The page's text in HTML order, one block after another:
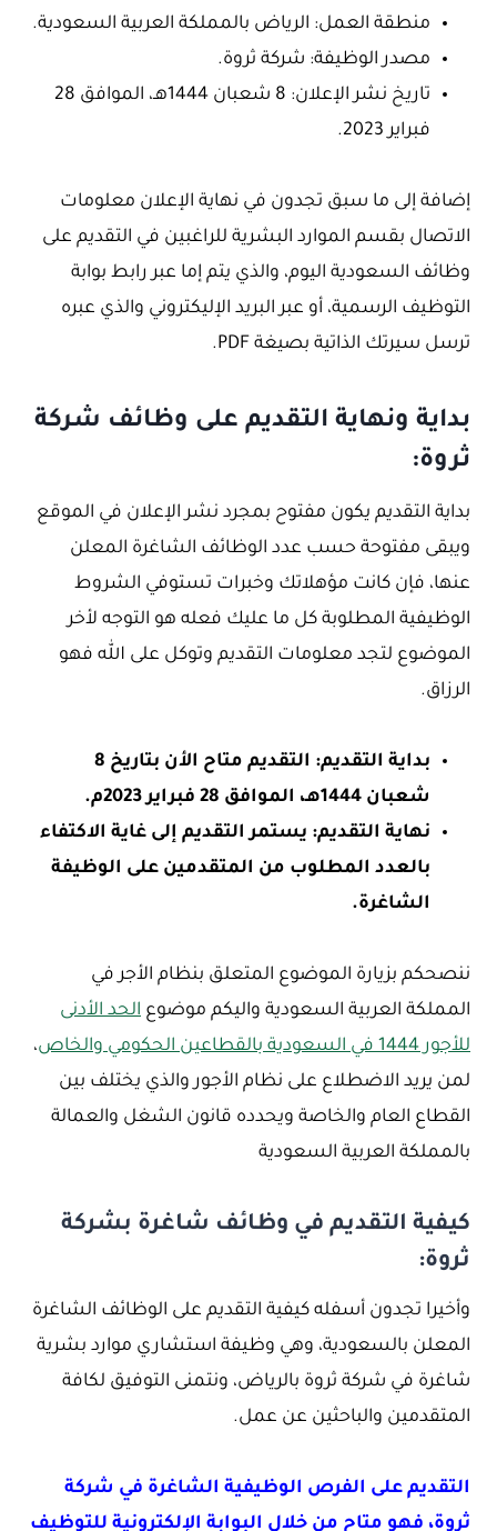
منطقة العمل: الرياض بالمملكة العربية السعودية.
مصدر الوظيفة: شركة ثروة.
تاريخ نشر الإعلان: 8 شعبان 1444هـ، الموافق 28
فبراير 2023.
إضافة إلى ما سبق تجدون في نهاية الإعلان معلومات
الاتصال بقسم الموارد البشرية للراغبين في التقديم على
وظائف السعودية اليوم، والذي يتم إما عبر رابط بوابة
التوظيف الرسمية، أو عبر البريد الإليكتروني والذي عبره
ترسل سيرتك الذاتية بصيغة PDF.
بداية ونهاية التقديم على وظائف شركة
ثروة:
بداية التقديم يكون مفتوح بمجرد نشر الإعلان في الموقع
ويبقى مفتوحة حسب عدد الوظائف الشاغرة المعلن
عنها، فإن كانت مؤهلاتك وخبرات تستوفي الشروط
الوظيفية المطلوبة كل ما عليك فعله هو التوجه لأخر
الموضوع لتجد معلومات التقديم وتوكل على الله فهو
الرزاق.
بداية التقديم: التقديم متاح الأن بتاريخ 8
شعبان 1444هـ، الموافق 28 فبراير 2023م.
نهاية التقديم: يستمر التقديم إلى غاية الاكتفاء
بالعدد المطلوب من المتقدمين على الوظيفة
الشاغرة.
ننصحكم بزيارة الموضوع المتعلق بنظام الأجر في
المملكة العربية السعودية واليكم موضوع الحد الأدنى
للأجور 1444 في السعودية بالقطاعين الحكومي والخاص
،
لمن يريد الاضطلاع على نظام الأجور والذي يختلف بين
القطاع العام والخاصة ويحدده قانون الشغل والعمالة
بالمملكة العربية السعودية
كيفية التقديم في وظائف شاغرة بشركة
ثروة:
وأخيرا تجدون أسفله كيفية التقديم على الوظائف الشاغرة
المعلن بالسعودية، وهي وظيفة استشاري موارد بشرية
شاغرة في شركة ثروة بالرياض، ونتمنى التوفيق لكافة
المتقدمين والباحثين عن عمل.
التقديم على الفرص الوظيفية الشاغرة في شركة
ثروة، فهو متاح من خلال البوابة الإلكترونية للتوظيف